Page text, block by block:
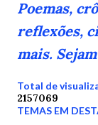
Poemas,
reflexões,
mais.
Total de
2157069
TEMAS EM